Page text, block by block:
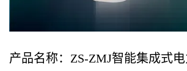
产品名称： ZS-ZMJ智能集成式